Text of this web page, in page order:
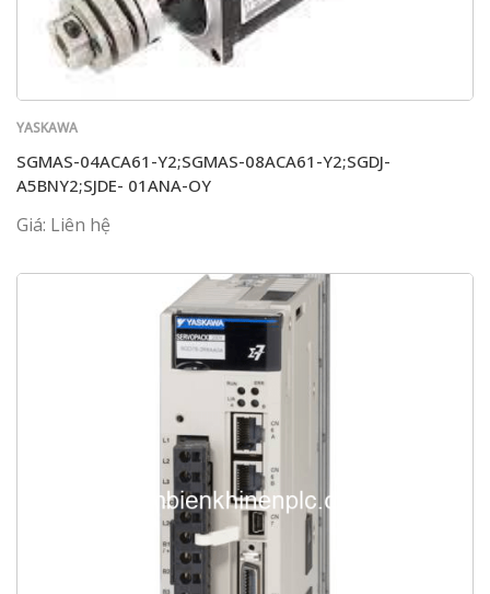
YASKAWA
SGMAS-04ACA61-Y2;SGMAS-08ACA61-Y2;SGDJ-
A5BNY2;SJDE- 01ANA-OY
Giá: Liên hệ